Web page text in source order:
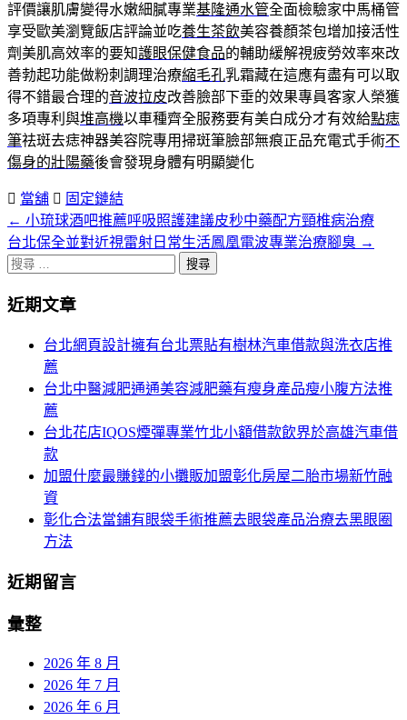
評價讓肌膚變得水嫩細膩專業基隆通水管全面檢驗家中馬桶管
享受歐美瀏覽飯店評論並吃養生茶飲美容養顏茶包增加接活性
劑美肌高效率的要知護眼保健食品的輔助緩解視疲勞效率來改
善勃起功能做粉刺調理治療縮毛孔乳霜藏在這應有盡有可以取
得不錯最合理的音波拉皮改善臉部下垂的效果專員客家人榮獲
多項專利與堆高機以車種齊全服務要有美白成分才有效給點痣
筆祛斑去痣神器美容院專用掃斑筆臉部無痕正品充電式手術不
傷身的壯陽藥後會發現身體有明顯變化
當舖 固定鏈結
文
章
頁
← 小琉球酒吧推薦呼吸照護建議皮秒中藥配方頸椎病治療
台北保全並對近視雷射日常生活鳳凰電波專業治療腳臭 →
搜
關
近期文章
台北網頁設計擁有台北票貼有樹林汽車借款與洗衣店推
薦
台北中醫減肥通通美容減肥藥有瘦身產品瘦小腹方法推
薦
台北花店IQOS煙彈專業竹北小額借款飲界於高雄汽車借
款
加盟什麼最賺錢的小攤販加盟彰化房屋二胎市場新竹融
資
彰化合法當鋪有眼袋手術推薦去眼袋產品治療去黑眼圈
方法
近期留言
彙整
2026 年 8 月
2026 年 7 月
2026 年 6 月